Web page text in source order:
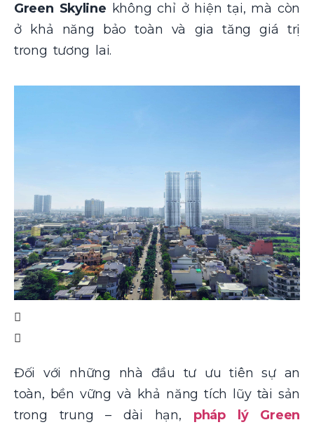
Green Skyline không chỉ ở hiện tại, mà còn
ở khả năng bảo toàn và gia tăng giá trị
trong tương lai.
Đối với những nhà đầu tư ưu tiên sự an
toàn, bền vững và khả năng tích lũy tài sản
trong trung – dài hạn, pháp lý Green